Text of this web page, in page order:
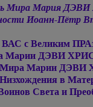
МираМария
Иоанн-Пётр
с Великим
Марии ДЭВИ
Марии ДЭВИ
в
Света и